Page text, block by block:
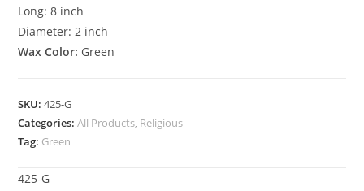
Long: 8 inch
Diameter: 2 inch
Wax Color: Green
SKU:425-G
Categories:All Products, Religious
Tag: Green
425-G